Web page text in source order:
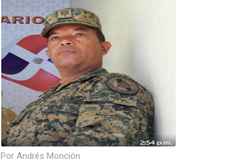
Por Andrés Monción